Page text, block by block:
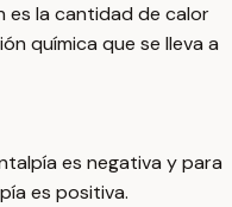
es la cantidad de calor
química que se lleva a
es negativa y para
es positiva.